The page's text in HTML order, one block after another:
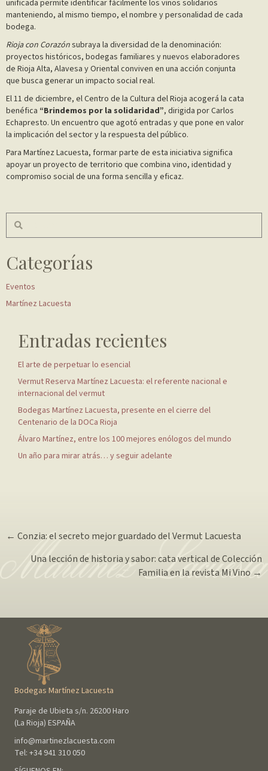
unificada permite identificar fácilmente los vinos solidarios
manteniendo, al mismo tiempo, el nombre y personalidad de cada
bodega.
Rioja con Corazónsubraya la diversidad de la denominación:
proyectos históricos, bodegas familiares y nuevos elaboradores
de Rioja Alta, Alavesa y Oriental conviven en una acción conjunta
que busca generar un impacto social real.
El 11 de diciembre, el Centro de la Cultura del Rioja acogerá la cata
benéfica “Brindemos por la solidaridad”, dirigida por Carlos
Echapresto. Un encuentro que agotó entradas y que pone en valor
la implicación del sector y la respuesta del público.
Para Martínez Lacuesta, formar parte de esta iniciativa significa
apoyar un proyecto de territorio que combina vino, identidad y
compromiso social de una forma sencilla y eficaz.
Categorías
Eventos
Martínez Lacuesta
Entradas recientes
El arte de perpetuar lo esencial
Vermut Reserva Martínez Lacuesta: el referente nacional e
internacional del vermut
Bodegas Martínez Lacuesta, presente en el cierre del
Centenario de la DOCa Rioja
Álvaro Martínez, entre los 100 mejores enólogos del mundo
Un año para mirar atrás… y seguir adelante
Navegador
← Conzia: el secreto mejor guardado del Vermut Lacuesta
Una lección de historia y sabor: cata vertical de Colección
Familia en la revista Mi Vino →
Bodegas Martínez Lacuesta
Paraje de Ubieta s/n. 26200 Haro
(La Rioja) ESPAÑA
info@martinezlacuesta.com
Tel: +34 941 310 050